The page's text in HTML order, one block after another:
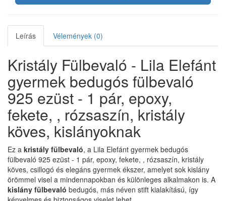
Leírás Vélemények (0)
Kristály Fülbevaló - Lila Elefánt
gyermek bedugós fülbevaló
925 ezüst - 1 pár, epoxy,
fekete, , rózsaszín, kristály
köves, kislányoknak
Ez a kristály fülbevaló, a Lila Elefánt gyermek bedugós
fülbevaló 925 ezüst - 1 pár, epoxy, fekete, , rózsaszín, kristály
köves, csillogó és elegáns gyermek ékszer, amelyet sok kislány
örömmel visel a mindennapokban és különleges alkalmakon is. A
kislány fülbevaló bedugós, más néven stift kialakítású, így